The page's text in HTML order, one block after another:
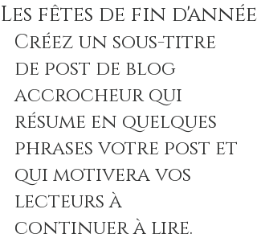
Les fêtes de fin d'année
Créez un sous-titre
de post de blog
accrocheur qui
résume en quelques
phrases votre post et
qui motivera vos
lecteurs à
continuer à lire.